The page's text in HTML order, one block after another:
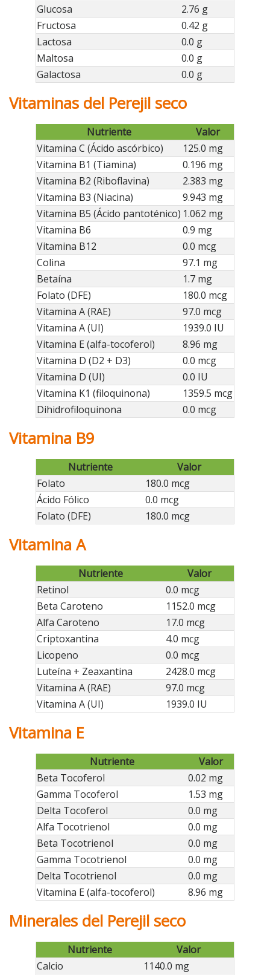
Glucosa
2.76 g
Fructosa
0.42 g
Lactosa
0.0 g
Maltosa
0.0 g
Galactosa
0.0 g
Vitaminas del Perejil seco
Nutriente
Valor
Vitamina C (Ácido ascórbico)
125.0 mg
Vitamina B1 (Tiamina)
0.196 mg
Vitamina B2 (Riboflavina)
2.383 mg
Vitamina B3 (Niacina)
9.943 mg
Vitamina B5 (Ácido pantoténico) 1.062 mg
Vitamina B6
0.9 mg
Vitamina B12
0.0 mcg
Colina
97.1 mg
Betaína
1.7 mg
Folato (DFE)
180.0 mcg
Vitamina A (RAE)
97.0 mcg
Vitamina A (UI)
1939.0 IU
Vitamina E (alfa-tocoferol)
8.96 mg
Vitamina D (D2 + D3)
0.0 mcg
Vitamina D (UI)
0.0 IU
Vitamina K1 (filoquinona)
1359.5 mcg
Dihidrofiloquinona
0.0 mcg
Vitamina B9
Nutriente
Valor
Folato
180.0 mcg
Ácido Fólico
0.0 mcg
Folato (DFE)
180.0 mcg
Vitamina A
Nutriente
Valor
Retinol
0.0 mcg
Beta Caroteno
1152.0 mcg
Alfa Caroteno
17.0 mcg
Criptoxantina
4.0 mcg
Licopeno
0.0 mcg
Luteína + Zeaxantina
2428.0 mcg
Vitamina A (RAE)
97.0 mcg
Vitamina A (UI)
1939.0 IU
Vitamina E
Nutriente
Valor
Beta Tocoferol
0.02 mg
Gamma Tocoferol
1.53 mg
Delta Tocoferol
0.0 mg
Alfa Tocotrienol
0.0 mg
Beta Tocotrienol
0.0 mg
Gamma Tocotrienol
0.0 mg
Delta Tocotrienol
0.0 mg
Vitamina E (alfa-tocoferol)
8.96 mg
Minerales del Perejil seco
Nutriente
Valor
Calcio
1140.0 mg